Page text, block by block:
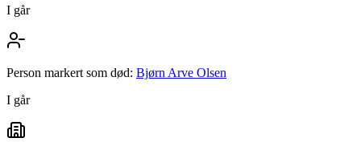
I går
Person markert som død: Bjørn Arve Olsen
I går